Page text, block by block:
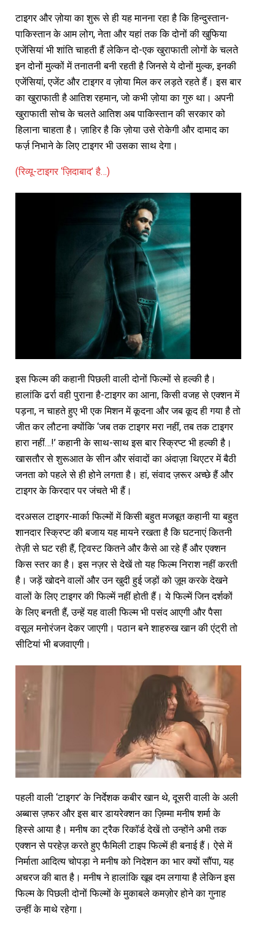
टाइगर और ज़ोया का शुरू से ही यह मानना रहा है कि हिन्दुस्तान-
पाकिस्तान के आम लोग, नेता और यहां तक कि दोनों की खुफिया
एजेंसियां भी शांति चाहती हैं लेकिन दो-एक खुराफाती लोगों के चलते
इन दोनों मुल्कों में तनातनी बनी रहती है जिनसे ये दोनों मुल्क, इनकी
एजेंसियां, एजेंट और टाइगर व ज़ोया मिल कर लड़ते रहते हैं। इस बार
का खुराफाती है आतिश रहमान, जो कभी ज़ोया का गुरु था। अपनी
खुराफाती सोच के चलते आतिश अब पाकिस्तान की सरकार को
हिलाना चाहता है। ज़ाहिर है कि ज़ोया उसे रोकेगी और दामाद का
फर्ज़ निभाने के लिए टाइगर भी उसका साथ देगा।
(रिव्यू-टाइगर ‘ज़िदाबाद’ है…)
इस फिल्म की कहानी पिछली वाली दोनों फिल्मों से हल्की है।
हालांकि ढर्रा वही पुराना है-टाइगर का आना, किसी वजह से एक्शन में
पड़ना, न चाहते हुए भी एक मिशन में कूदना और जब कूद ही गया है तो
जीत कर लौटना क्योंकि ‘जब तक टाइगर मरा नहीं, तब तक टाइगर
हारा नहीं…!’ कहानी के साथ-साथ इस बार स्क्रिप्ट भी हल्की है।
खासतौर से शुरूआत के सीन और संवादों का अंदाज़ा थिएटर में बैठी
जनता को पहले से ही होने लगता है। हां, संवाद ज़रूर अच्छे हैं और
टाइगर के किरदार पर जंचते भी हैं।
दरअसल टाइगर-मार्का फिल्मों में किसी बहुत मजबूत कहानी या बहुत
शानदार स्क्रिप्ट की बजाय यह मायने रखता है कि घटनाएं कितनी
तेज़ी से घट रही हैं, ट्विस्ट कितने और कैसे आ रहे हैं और एक्शन
किस स्तर का है। इस नज़र से देखें तो यह फिल्म निराश नहीं करती
है। जड़ें खोदने वालों और उन खुदी हुई जड़ों को ज़ूम करके देखने
वालों के लिए टाइगर की फिल्में नहीं होती हैं। ये फिल्में जिन दर्शकों
के लिए बनती हैं, उन्हें यह वाली फिल्म भी पसंद आएगी और पैसा
वसूल मनोरंजन देकर जाएगी। पठान बने शाहरुख खान की एंट्री तो
सीटियां भी बजवाएगी।
पहली वाली ‘टाइगर’ के निर्देशक कबीर खान थे, दूसरी वाली के अली
अब्बास ज़फर और इस बार डायरेक्शन का ज़िम्मा मनीष शर्मा के
हिस्से आया है। मनीष का ट्रैक रिकॉर्ड देखें तो उन्होंने अभी तक
एक्शन से परहेज़ करते हुए फैमिली टाइप फिल्में ही बनाई हैं। ऐसे में
निर्माता आदित्य चोपड़ा ने मनीष को निदेशन का भार क्यों सौंपा, यह
अचरज की बात है। मनीष ने हालांकि खूब दम लगाया है लेकिन इस
फिल्म के पिछली दोनों फिल्मों के मुकाबले कमज़ोर होने का गुनाह
उन्हीं के माथे रहेगा।